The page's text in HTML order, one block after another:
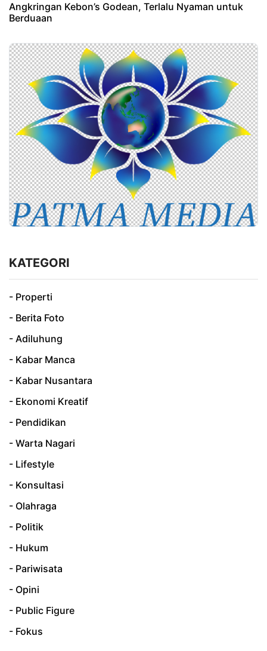
Angkringan Kebon’s Godean, Terlalu Nyaman untuk
Berduaan
KATEGORI
- Properti
- Berita Foto
- Adiluhung
- Kabar Manca
- Kabar Nusantara
- Ekonomi Kreatif
- Pendidikan
- Warta Nagari
- Lifestyle
- Konsultasi
- Olahraga
- Politik
- Hukum
- Pariwisata
- Opini
- Public Figure
- Fokus